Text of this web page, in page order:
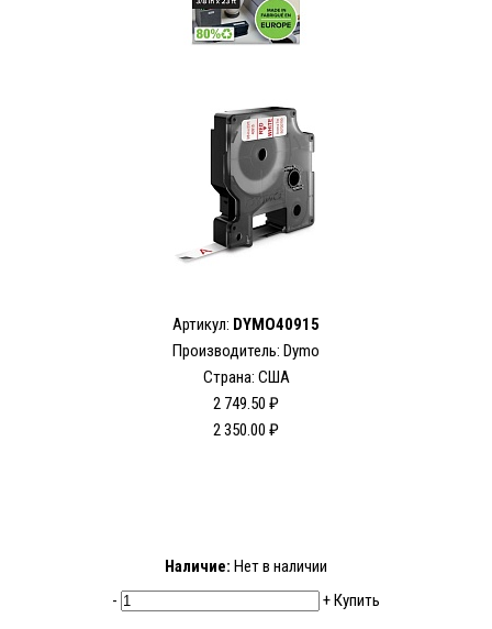
Артикул: DYMO40915
Производитель: Dymo
Страна: США
2 749.50 ₽
2 350.00 ₽
Наличие: Нет в наличии
-
+Купить